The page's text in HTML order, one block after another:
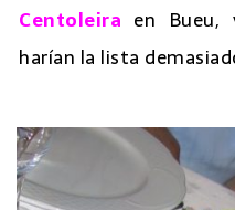
Centoleira en Bueu,
harían la lista